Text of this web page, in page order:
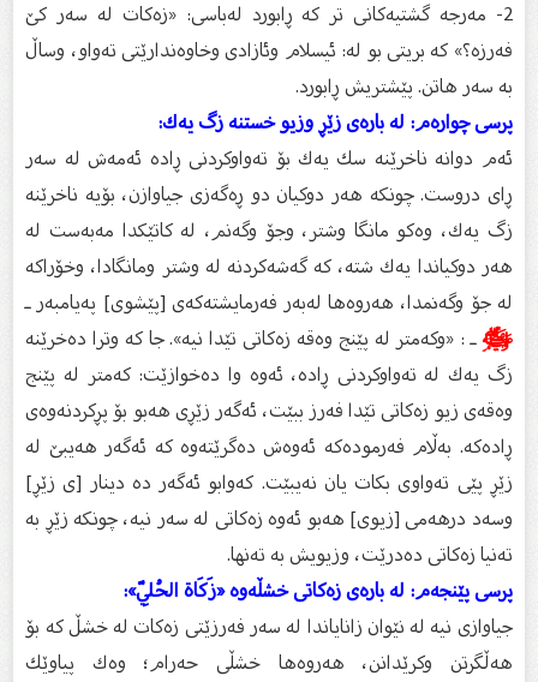
2- مه‌رجه‌ گشتیه‌كانی تر كه‌ ڕابورد له‌باسی: «زه‌كات له‌ سه‌ر كێ
فه‌رزه‌؟» كه‌ بریتی بو له‌: ئیسلام وئازادی وخاوه‌ندارێتی ته‌واو، وساڵ
به‌ سه‌ر هاتن. پێشتریش ڕابورد.
پرسى چواره‌م: له‌ باره‌ى زێڕ وزیو خستنه‌ زگ یه‌ك:
ئه‌م دوانه‌ ناخرێنه‌ سك یه‌ك بۆ ته‌واوكردنی ڕاده‌ ئه‌مه‌ش له‌ سه‌ر
ڕای دروست. چونكه‌ هه‌ر دوكیان دو ڕه‌گه‌زی جیاوازن، بۆیه‌ ناخرێنه‌
زگ یه‌ك، وه‌كو مانگا وشتر، وجۆ وگه‌نم، له‌ كاتێكدا مه‌به‌ست له‌
هه‌ر دوكیاندا یه‌ك شته‌، كه‌ گه‌شه‌كردنه‌ له‌ وشتر ومانگادا، وخۆراكه‌
له‌ جۆ وگه‌نمدا، هه‌روه‌ها له‌به‌ر فه‌رمایشته‌كه‌ى [پێشوی] په‌یامبه‌ر ـ
ﷺـ : «وكه‌متر له‌ پێنج وه‌قه‌ زه‌كاتی تێدا نیه‌». جا كه‌ وترا ده‌خرێنه‌
زگ یه‌ك له‌ ته‌واوكردنی ڕاده‌، ئه‌وه‌ وا ده‌خوازێت: كه‌متر له‌ پێنج
وه‌قه‌ی زیو زه‌كاتی تێدا فه‌رز ببێت، ئه‌گه‌ر زێڕی هه‌بو بۆ پڕكردنه‌وه‌ى
ڕاده‌كه‌. به‌ڵام فه‌رموده‌كه‌ ئه‌وه‌ش ده‌گرێته‌وه‌ كه‌ ئه‌گه‌ر هه‌یبێ له‌
زێڕ پێی ته‌واوی بكات یان نه‌یبێت. كه‌وابو ئه‌گه‌ر ده‌ دینار [ی زێڕ]
وسه‌د درهه‌می [زیوی] هه‌بو ئه‌وه‌ زه‌كاتی له‌ سه‌ر نیه‌، چونكه‌ زێڕ به‌
ته‌نیا زه‌كاتی ده‌درێت، وزیویش به‌ ته‌نها.
پرسى پێنجه‌م: له‌ باره‌ى زه‌كاتی خشڵه‌وه‌ «زَكَاة الحُلِيّ»:
جیاوازی نیه‌ له‌ نێوان زانایاندا له‌ سه‌ر فه‌رزێتی زه‌كات له‌ خشڵ كه‌ بۆ
هه‌ڵگرتن وكرێدانن، هه‌روه‌ها خشڵی حه‌رام؛ وه‌ك پیاوێك